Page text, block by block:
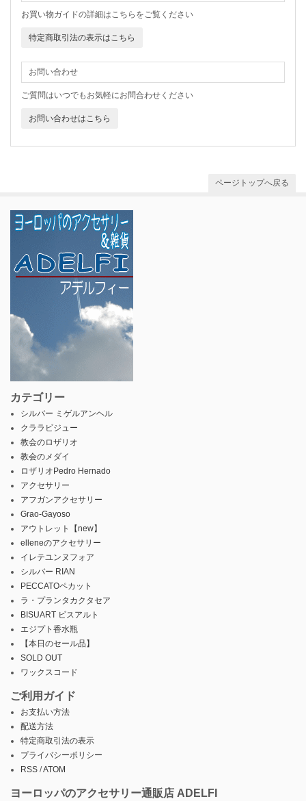
お買い物ガイドの詳細はこちらをご覧ください
特定商取引法の表示はこちら
お問い合わせ
ご質問はいつでもお気軽にお問合わせください
お問い合わせはこちら
ページトップへ戻る
カテゴリー
シルバー ミゲルアンヘル
クララビジュー
教会のロザリオ
教会のメダイ
ロザリオPedro Hernado
アクセサリー
アフガンアクセサリー
Grao-Gayoso
アウトレット【new】
elleneのアクセサリー
イレテユンヌフォア
シルバー RIAN
PECCATOペカット
ラ・プランタカクタセア
BISUART ビスアルト
エジプト香水瓶
【本日のセール品】
SOLD OUT
ワックスコード
ご利用ガイド
お支払い方法
配送方法
特定商取引法の表示
プライバシーポリシー
RSS /ATOM
ヨーロッパのアクセサリー通販店 ADELFI